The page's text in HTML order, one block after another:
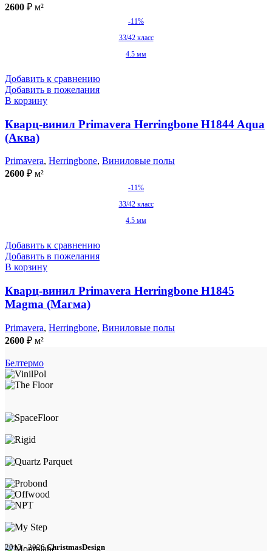
2600 ₽ м²
-11%
33/42 класс
4.5 мм
Добавить к сравнению
Добавить в пожелания
В корзину
Кварц-винил Primavera Herringbone H1844 Aqua
(Аква)
Primavera, Herringbone, Виниловые полы
2600 ₽ м²
-11%
33/42 класс
4.5 мм
Добавить к сравнению
Добавить в пожелания
В корзину
Кварц-винил Primavera Herringbone H1845
Magma (Магма)
Primavera, Herringbone, Виниловые полы
2600 ₽ м²
Белтермо
2013 - 2026ChristmasDesign